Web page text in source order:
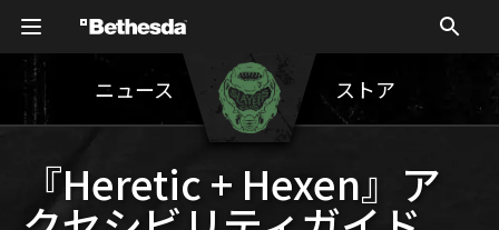
ニュース ストア
『Heretic + Hexen』ア